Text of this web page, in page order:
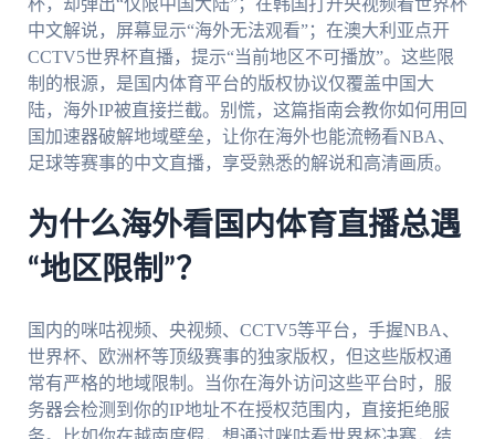
杯，却弹出“仅限中国大陆”；在韩国打开央视频看世界杯
中文解说，屏幕显示“海外无法观看”；在澳大利亚点开
CCTV5世界杯直播，提示“当前地区不可播放”。这些限
制的根源，是国内体育平台的版权协议仅覆盖中国大
陆，海外IP被直接拦截。别慌，这篇指南会教你如何用回
国加速器破解地域壁垒，让你在海外也能流畅看NBA、
足球等赛事的中文直播，享受熟悉的解说和高清画质。
为什么海外看国内体育直播总遇
“地区限制”？
国内的咪咕视频、央视频、CCTV5等平台，手握NBA、
世界杯、欧洲杯等顶级赛事的独家版权，但这些版权通
常有严格的地域限制。当你在海外访问这些平台时，服
务器会检测到你的IP地址不在授权范围内，直接拒绝服